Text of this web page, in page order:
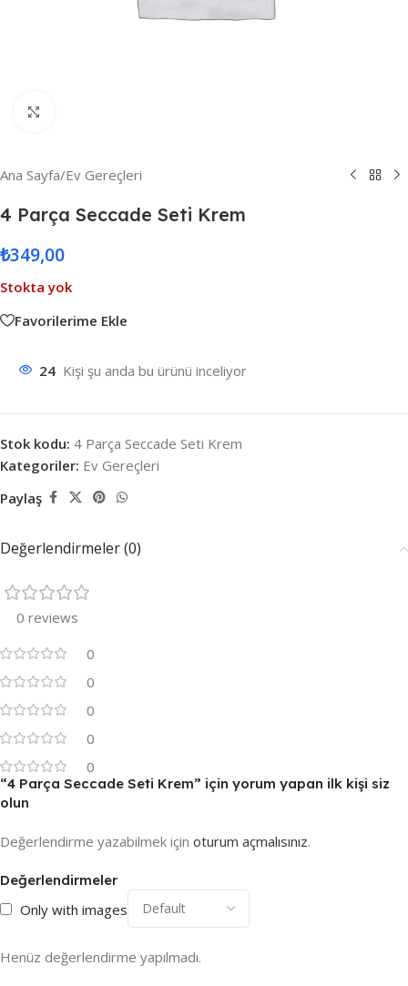
Ana Sayfa/Ev Gereçleri
4 Parça Seccade Seti Krem
₺349,00
Stokta yok
Favorilerime Ekle
24 Kişi şu anda bu ürünü inceliyor
Stok kodu: 4 Parça Seccade Seti Krem
Kategoriler: Ev Gereçleri
Paylaş
Değerlendirmeler (0)
0 reviews
0
0
0
0
0
Değerlendirmeler
Only with images
Henüz değerlendirme yapılmadı.
“4 Parça Seccade Seti Krem” için yorum yapan ilk kişi siz
olun
Değerlendirme yazabilmek için oturum açmalısınız.